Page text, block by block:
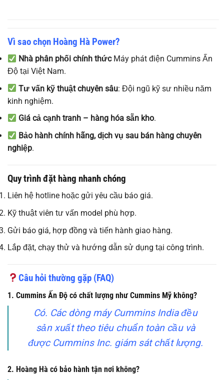
Vì sao chọn Hoàng Hà Power?
Nhà phân phối chính thứcMáy phát điện Cummins Ấn
Độ tại Việt Nam.
Tư vấn kỹ thuật chuyên sâu: Đội ngũ kỹ sư nhiều năm
kinh nghiệm.
Giá cả cạnh tranh – hàng hóa sẵn kho.
Bảo hành chính hãng, dịch vụ sau bán hàng chuyên
nghiệp.
Quy trình đặt hàng nhanh chóng
Liên hệ hotline hoặc gửi yêu cầu báo giá.
Kỹ thuật viên tư vấn model phù hợp.
Gửi báo giá, hợp đồng và tiến hành giao hàng.
Lắp đặt, chạy thử và hướng dẫn sử dụng tại công trình.
Câu hỏi thường gặp (FAQ)
1. Cummins Ấn Độ có chất lượng như Cummins Mỹ không?
Có. Các dòng máy Cummins India đều
sản xuất theo tiêu chuẩn toàn cầu và
được Cummins Inc. giám sát chất lượng.
2. Hoàng Hà có bảo hành tận nơi không?